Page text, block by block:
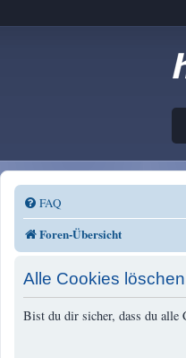
FAQ
Foren-Übersicht
Alle Cookies löschen
Bist du dir sicher, dass du alle